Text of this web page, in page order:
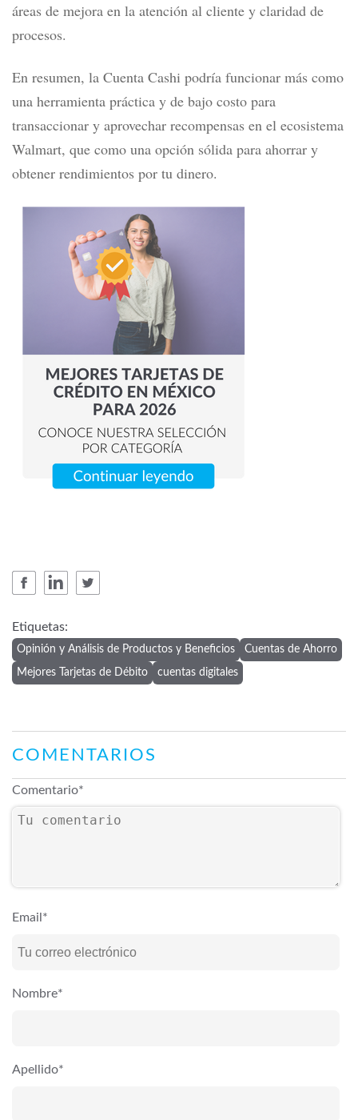
áreas de mejora en la atención al cliente y claridad de
procesos.
En resumen, la Cuenta Cashi podría funcionar más como
una herramienta práctica y de bajo costo para
transaccionar y aprovechar recompensas en el ecosistema
Walmart, que como una opción sólida para ahorrar y
obtener rendimientos por tu dinero.
Etiquetas:
Opinión y Análisis de Productos y Beneficios Cuentas de Ahorro
Mejores Tarjetas de Débito cuentas digitales
COMENTARIOS
Comentario*
Email *
Nombre*
Apellido*